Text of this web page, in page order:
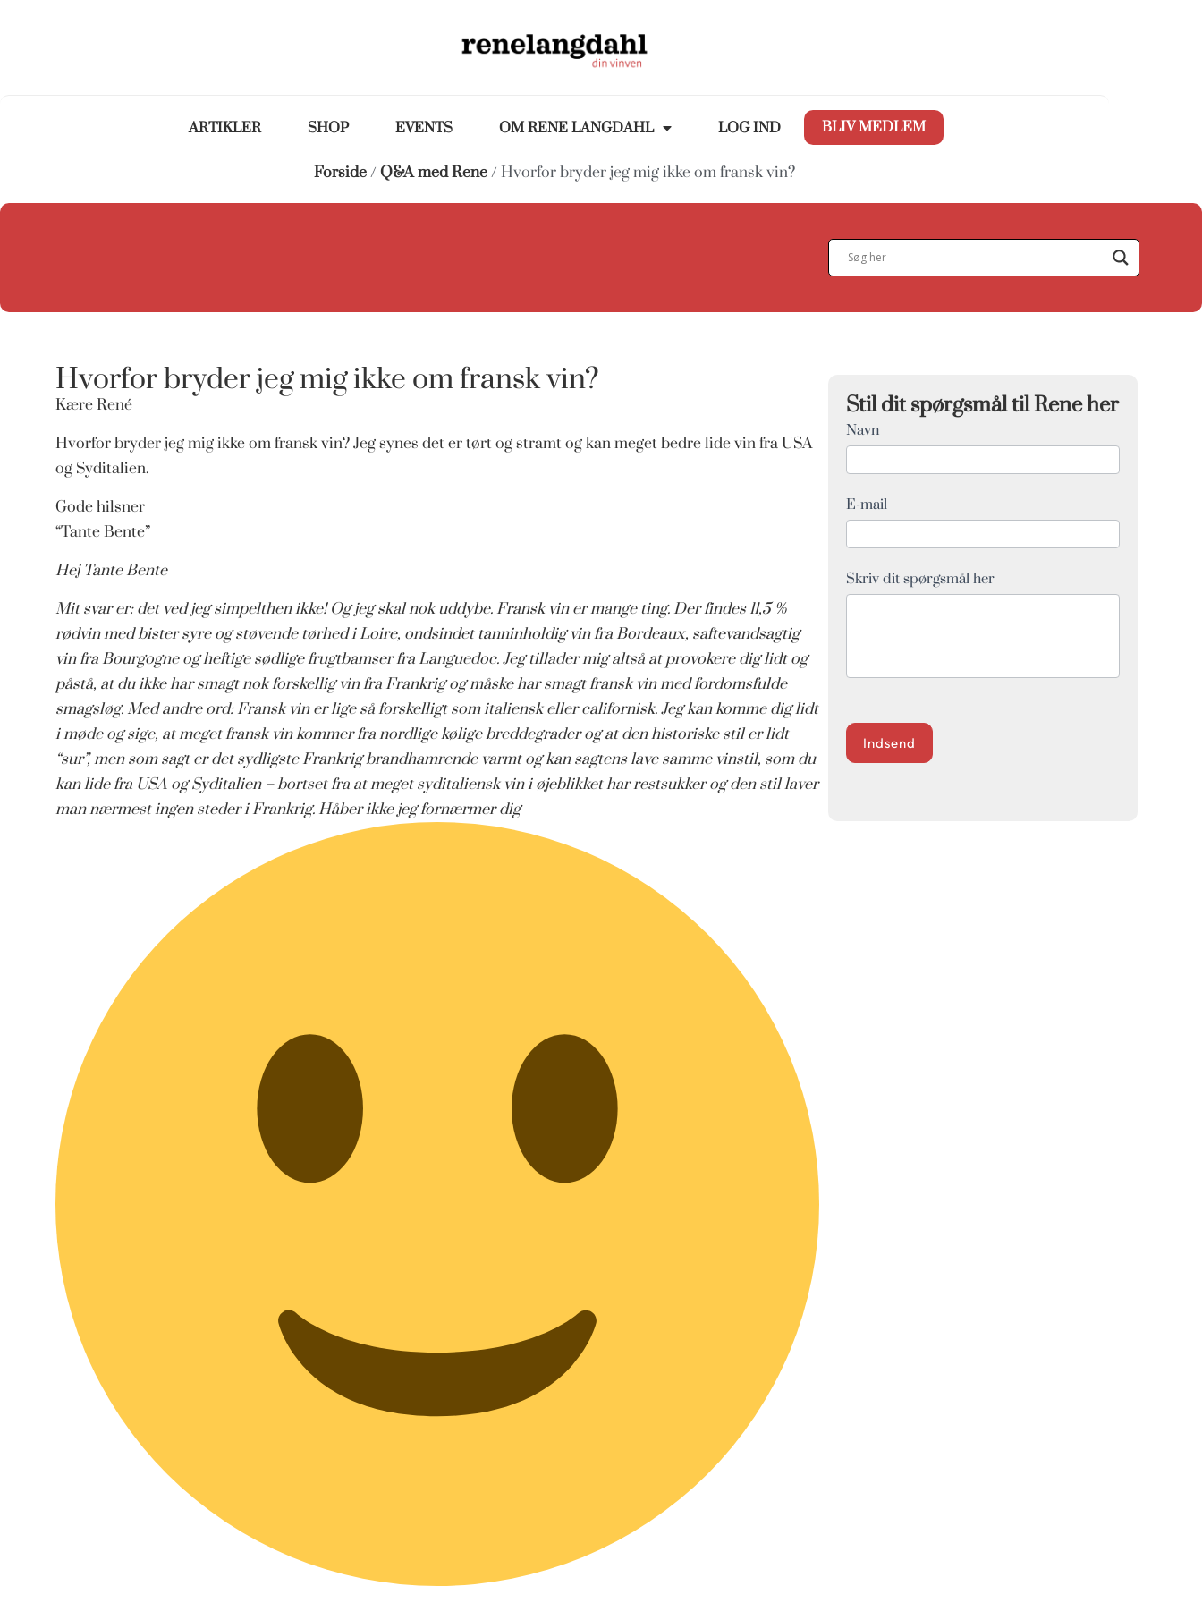
ARTIKLER SHOP EVENTS OM RENE LANGDAHL LOG IND BLIV MEDLEM
Forside/ Q&A med Rene/ Hvorfor bryder jeg mig ikke om fransk vin?
Hvorfor bryder jeg mig ikke om fransk vin?
Kære René
Hvorfor bryder jeg mig ikke om fransk vin? Jeg synes det er tørt og stramt og kan meget bedre lide vin fra USA
og Syditalien.
Gode hilsner
“Tante Bente”
Hej Tante Bente
Mit svar er: det ved jeg simpelthen ikke! Og jeg skal nok uddybe. Fransk vin er mange ting. Der findes 11,5 %
rødvin med bister syre og støvende tørhed i Loire, ondsindet tanninholdig vin fra Bordeaux, saftevandsagtig
vin fra Bourgogne og heftige sødlige frugtbamser fra Languedoc. Jeg tillader mig altså at provokere dig lidt og
påstå, at du ikke har smagt nok forskellig vin fra Frankrig og måske har smagt fransk vin med fordomsfulde
smagsløg. Med andre ord: Fransk vin er lige så forskelligt som italiensk eller californisk. Jeg kan komme dig lidt
i møde og sige, at meget fransk vin kommer fra nordlige kølige breddegrader og at den historiske stil er lidt
“sur”, men som sagt er det sydligste Frankrig brandhamrende varmt og kan sagtens lave samme vinstil, som du
kan lide fra USA og Syditalien – bortset fra at meget syditaliensk vin i øjeblikket har restsukker og den stil laver
man nærmest ingen steder i Frankrig. Håber ikke jeg fornærmer dig
Stil dit spørgsmål til Rene her
Q&A
Form
Navn
E-mail
Skriv dit spørgsmål her
Indsend